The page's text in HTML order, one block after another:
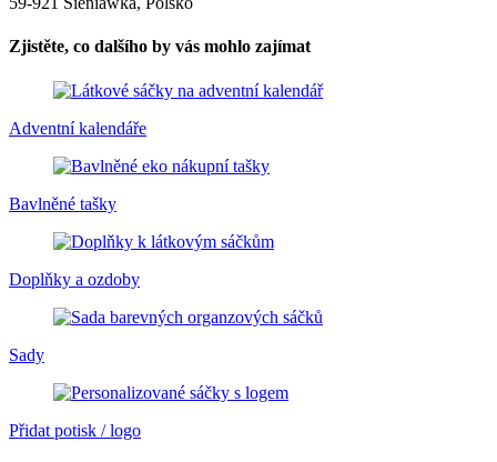
Zjistěte, co dalšího by vás mohlo zajímat
Adventní kalendáře
Bavlněné tašky
Doplňky a ozdoby
Sady
Přidat potisk / logo